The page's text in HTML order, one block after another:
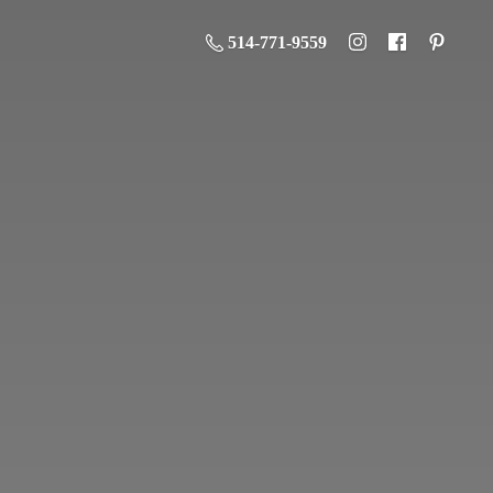
514-771-9559